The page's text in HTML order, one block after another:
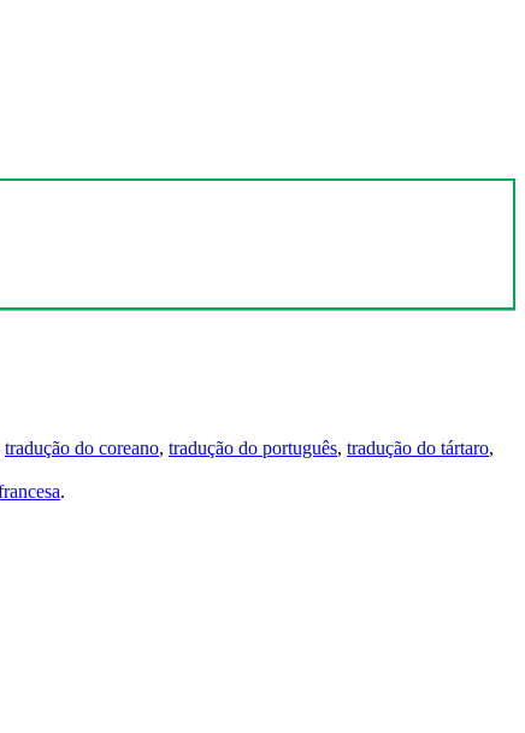
tradução do coreano, tradução do português, tradução do tártaro,
.